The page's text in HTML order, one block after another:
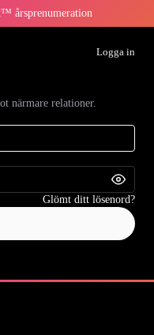
årsprenumeration
Logga in
närmare relationer.
Glömt ditt lösenord?